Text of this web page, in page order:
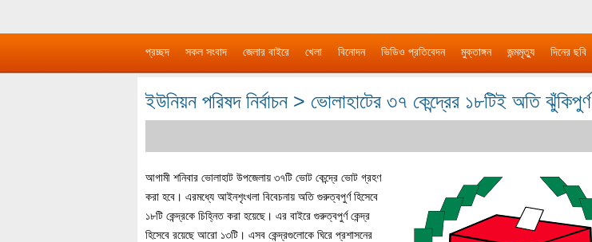
প্রচ্ছদ সকল সংবাদ জেলার বাইরে খেলা বিনোদন ভিডিও প্রতিবেদন মুক্তাঙ্গন জন্মমৃত্যু দিনের ছবি
ইউনিয়ন পরিষদ নির্বাচন > ভোলাহাটের ৩৭ কেন্দ্রের ১৮টিই অতি ঝুঁকিপুর্ণ
আগামী শনিবার ভোলাহাট উপজেলায় ৩৭টি ভোট কেন্দ্রে ভোট গ্রহণ
করা হবে। এরমধ্যে আইনশৃংখলা বিবেচনায় অতি গুরুত্বপুর্ণ হিসেবে
১৮টি কেন্দ্রকে চিহ্নিত করা হয়েছে। এর বাইরে গুরুত্বপুর্ণ কেন্দ্র
হিসেবে রয়েছে আরো ১৩টি। এসব কেন্দ্রগুলোকে ঘিরে প্রশাসনের